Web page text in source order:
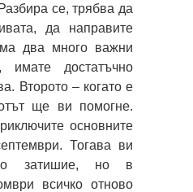
се, трябва да
да направите
два много важни
имате достатъчно
Второто – когато е
ще ви помогне.
основните
Тогава ви
затишие, но в
всичко отново